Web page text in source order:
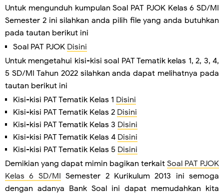
Untuk mengunduh kumpulan Soal PAT PJOK Kelas 6 SD/MI
Semester 2 ini silahkan anda pilih file yang anda butuhkan
pada tautan berikut ini
Soal PAT PJOK Disini
Untuk mengetahui kisi-kisi soal PAT Tematik kelas 1, 2, 3, 4,
5 SD/MI Tahun 2022 silahkan anda dapat melihatnya pada
tautan berikut ini
Kisi-kisi PAT Tematik Kelas 1 Disini
Kisi-kisi PAT Tematik Kelas 2 Disini
Kisi-kisi PAT Tematik Kelas 3 Disini
Kisi-kisi PAT Tematik Kelas 4 Disini
Kisi-kisi PAT Tematik Kelas 5 Disini
Demikian yang dapat mimin bagikan terkait Soal PAT PJOK
Kelas 6 SD/MI Semester 2 Kurikulum 2013 ini semoga
dengan adanya Bank Soal ini dapat memudahkan kita